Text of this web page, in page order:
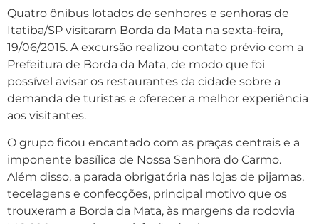
Quatro ônibus lotados de senhores e senhoras de
Itatiba/SP visitaram Borda da Mata na sexta-feira,
19/06/2015. A excursão realizou contato prévio com a
Prefeitura de Borda da Mata, de modo que foi
possível avisar os restaurantes da cidade sobre a
demanda de turistas e oferecer a melhor experiência
aos visitantes.
O grupo ficou encantado com as praças centrais e a
imponente basílica de Nossa Senhora do Carmo.
Além disso, a parada obrigatória nas lojas de pijamas,
tecelagens e confecções, principal motivo que os
trouxeram a Borda da Mata, às margens da rodovia